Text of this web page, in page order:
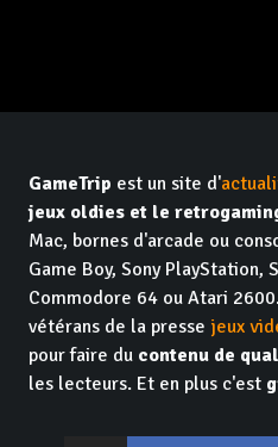
GameTrip est un site d'
jeux oldies et le
Mac, bornes d'arcade ou
Game Boy, Sony PlayStation,
Commodore 64 ou Atari
vétérans de la presse jeux
pour faire du contenu de
les lecteurs. Et en plus c'est